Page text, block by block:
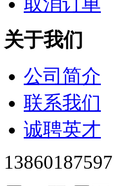
关于我们
公司简介
联系我们
诚聘英才
13860187597